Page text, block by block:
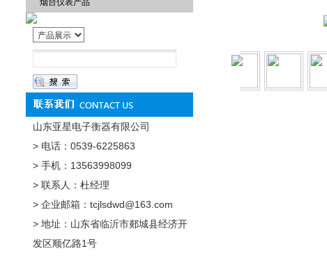
烟台仪表产品
山东亚星电子衡器有限公司
> 电话：0539-6225863
> 手机：13563998099
> 联系人：杜经理
> 企业邮箱：tcjlsdwd@163.com
> 地址：山东省临沂市郯城县经济开
发区顺亿路1号